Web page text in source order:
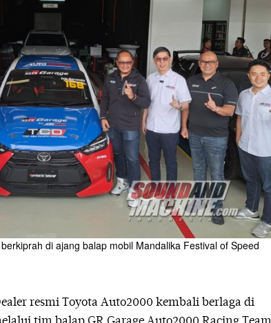
di ajang balap mobil Mandalika Festival of Speed
resmi Toyota Auto2000 kembali berlaga di